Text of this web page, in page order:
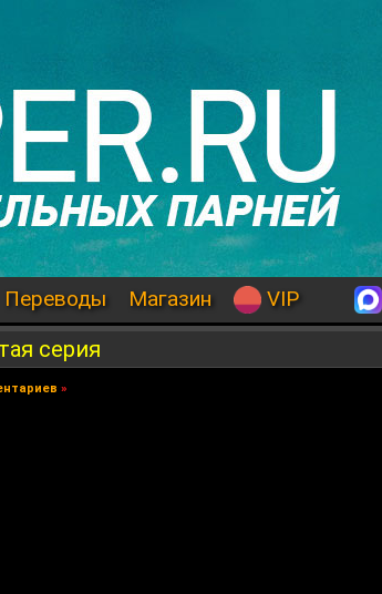
Переводы Магазин VIP
серия
»